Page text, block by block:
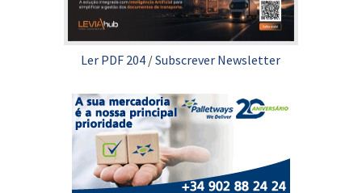
Ler PDF 204 /Subscrever Newsletter